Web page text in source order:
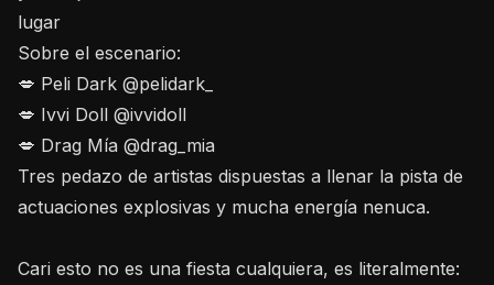
lugar
Sobre el escenario:
💋 Peli Dark @pelidark_
💋 Ivvi Doll @ivvidoll
💋 Drag Mía @drag_mia
Tres pedazo de artistas dispuestas a llenar la pista de
actuaciones explosivas y mucha energía nenuca.
Cari esto no es una fiesta cualquiera, es literalmente: